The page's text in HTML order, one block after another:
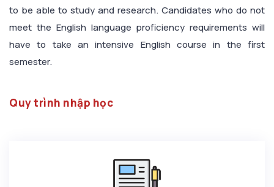
to be able to study and research. Candidates who do not
meet the English language proficiency requirements will
have to take an intensive English course in the first
semester.
Quy trình nhập học